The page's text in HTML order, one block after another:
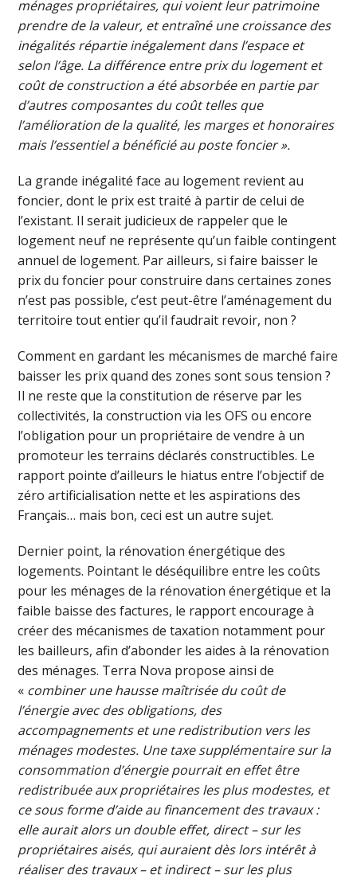
ménages propriétaires, qui voient leur patrimoine
prendre de la valeur, et entraîné une croissance des
inégalités répartie inégalement dans l’espace et
selon l’âge. La différence entre prix du logement et
coût de construction a été absorbée en partie par
d’autres composantes du coût telles que
l’amélioration de la qualité, les marges et honoraires
mais l’essentiel a bénéficié au poste foncier ».
La grande inégalité face au logement revient au
foncier, dont le prix est traité à partir de celui de
l’existant. Il serait judicieux de rappeler que le
logement neuf ne représente qu’un faible contingent
annuel de logement. Par ailleurs, si faire baisser le
prix du foncier pour construire dans certaines zones
n’est pas possible, c’est peut-être l’aménagement du
territoire tout entier qu’il faudrait revoir, non ?
Comment en gardant les mécanismes de marché faire
baisser les prix quand des zones sont sous tension ?
Il ne reste que la constitution de réserve par les
collectivités, la construction via les OFS ou encore
l’obligation pour un propriétaire de vendre à un
promoteur les terrains déclarés constructibles. Le
rapport pointe d’ailleurs le hiatus entre l’objectif de
zéro artificialisation nette et les aspirations des
Français… mais bon, ceci est un autre sujet.
Dernier point, la rénovation énergétique des
logements. Pointant le déséquilibre entre les coûts
pour les ménages de la rénovation énergétique et la
faible baisse des factures, le rapport encourage à
créer des mécanismes de taxation notamment pour
les bailleurs, afin d’abonder les aides à la rénovation
des ménages. Terra Nova propose ainsi de
« combiner une hausse maîtrisée du coût de
l’énergie avec des obligations, des
accompagnements et une redistribution vers les
ménages modestes. Une taxe supplémentaire sur la
consommation d’énergie pourrait en effet être
redistribuée aux propriétaires les plus modestes, et
ce sous forme d’aide au financement des travaux :
elle aurait alors un double effet, direct – sur les
propriétaires aisés, qui auraient dès lors intérêt à
réaliser des travaux – et indirect – sur les plus